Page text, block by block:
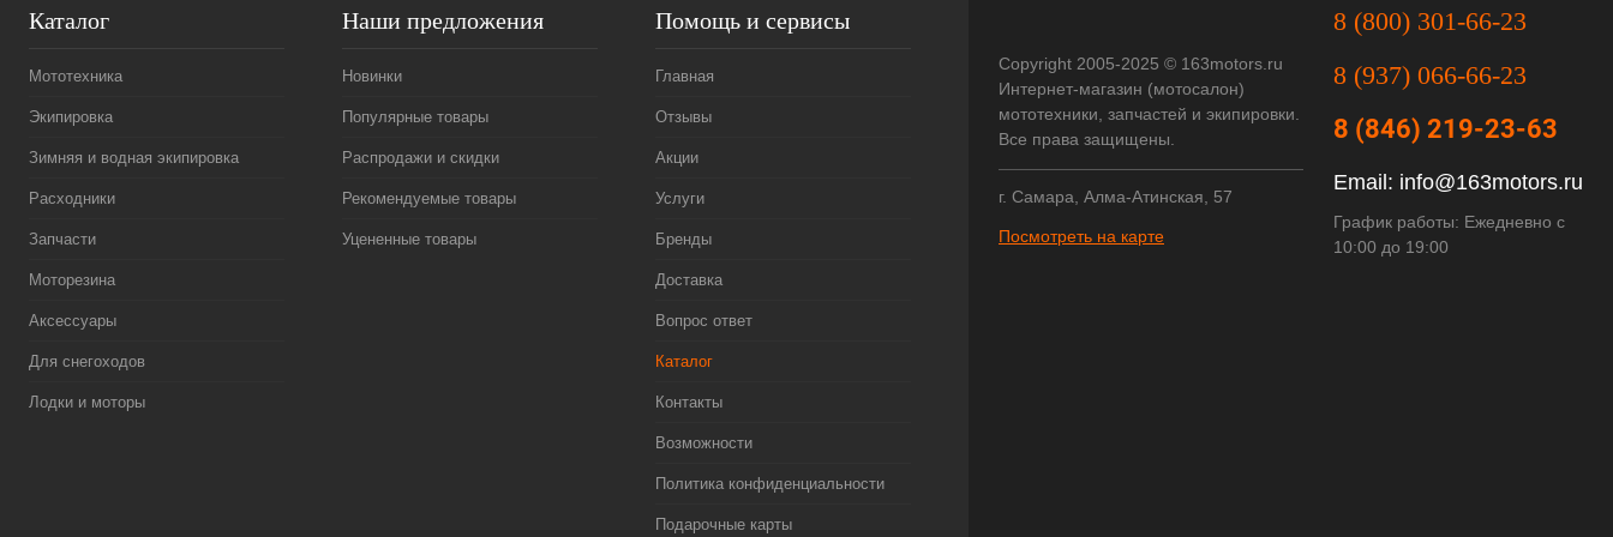
Каталог
Мототехника
Экипировка
Зимняя и водная экипировка
Расходники
Запчасти
Моторезина
Аксессуары
Для снегоходов
Лодки и моторы
Наши предложения
Новинки
Популярные товары
Распродажи и скидки
Рекомендуемые товары
Уцененные товары
Помощь и сервисы
Главная
Отзывы
Акции
Услуги
Бренды
Доставка
Вопрос ответ
Каталог
Контакты
Возможности
Политика конфиденциальности
Подарочные карты
Copyright 2005-2025 © 163motors.ru
Интернет-магазин (мотосалон)
мототехники, запчастей и экипировки.
Все права защищены.
г. Самара, Алма-Атинская, 57
Посмотреть на карте
8 (800) 301-66-23
8 (937) 066-66-23
8 (846) 219-23-63
Email: info@163motors.ru
График работы: Ежедневно с
10:00 до 19:00